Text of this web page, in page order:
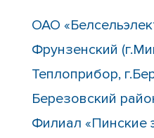
ОАО
Фрунзенский
Теплоприбор,
Березовский
Филиал «Пинские